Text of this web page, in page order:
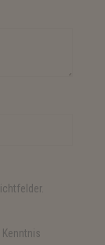
Kenntnis